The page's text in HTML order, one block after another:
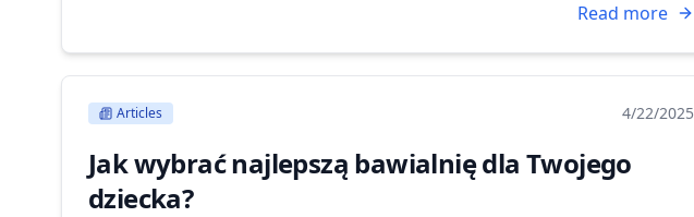
Read more
Articles 4/22/2025
Jak wybrać najlepszą bawialnię dla Twojego
dziecka?